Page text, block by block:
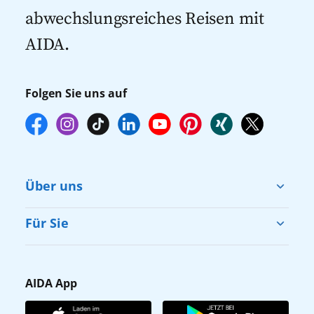
abwechslungsreiches Reisen mit
AIDA.
Folgen Sie uns auf
Über uns
Cruise & Help
Karriere
Für Sie
Gästefragebogen
AIDA Club
AIDA App